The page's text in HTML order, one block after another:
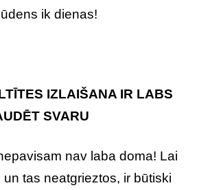
ik dienas!
IZLAIŠANA IR LABS
SVARU
nav laba doma! Lai
tas neatgrieztos, ir būtiski